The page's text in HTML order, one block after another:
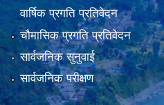
वार्षिक प्रगति प्रतिवेदन
चौमासिक प्रगति प्रतिवेदन
सार्वजनिक सुनुवाई
सार्वजनिक परीक्षण